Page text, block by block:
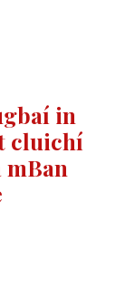
in
cluichí
mBan